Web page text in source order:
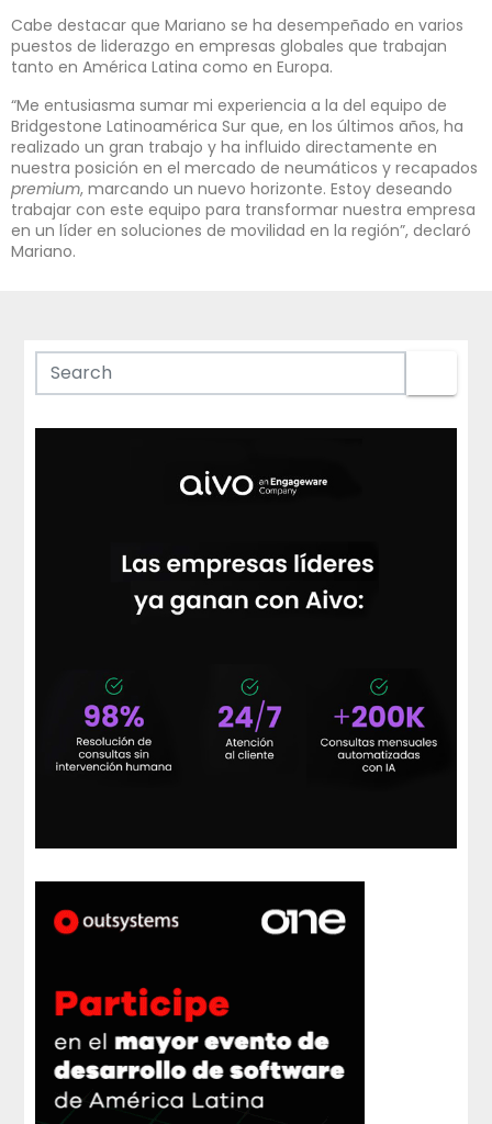
Cabe destacar que Mariano se ha desempeñado en varios
puestos de liderazgo en empresas globales que trabajan
tanto en América Latina como en Europa.
“Me entusiasma sumar mi experiencia a la del equipo de
Bridgestone Latinoamérica Sur que, en los últimos años, ha
realizado un gran trabajo y ha influido directamente en
nuestra posición en el mercado de neumáticos y recapados
premium, marcando un nuevo horizonte. Estoy deseando
trabajar con este equipo para transformar nuestra empresa
en un líder en soluciones de movilidad en la región”, declaró
Mariano.